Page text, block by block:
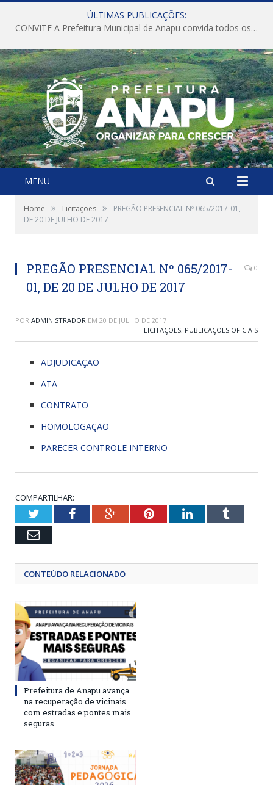
ÚLTIMAS PUBLICAÇÕES:
CONVITE A Prefeitura Municipal de Anapu convida todos os servidores públicos municipais para participarem da Audiência Pública de discussão da Lei de Diretrizes Orçamentárias (LDO), importante instrumento de planejamento das ações e investimentos da Administração Pública para o próximo exercício financeiro.
MENU
Home » Licitações »
PREGÃO PRESENCIAL Nº 065/2017-01,
DE 20 DE JULHO DE 2017
PREGÃO PRESENCIAL Nº 065/2017-
01, DE 20 DE JULHO DE 2017
0
POR ADMINISTRADOR EM 20 DE JULHO DE 2017
LICITAÇÕES, PUBLICAÇÕES OFICIAIS
ADJUDICAÇÃO
ATA
CONTRATO
HOMOLOGAÇÃO
PARECER CONTROLE INTERNO
COMPARTILHAR:
TwitterFacebookGoogle+PinterestLinkedInTumblr
Email
CONTEÚDO RELACIONADO
Prefeitura de Anapu avança
na recuperação de vicinais
com estradas e pontes mais
seguras